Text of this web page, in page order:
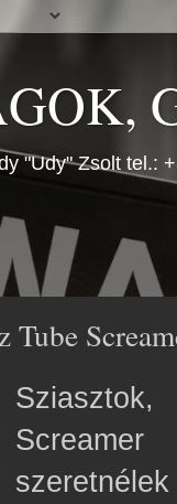
"Udy" Zsolt tel.:
Tube